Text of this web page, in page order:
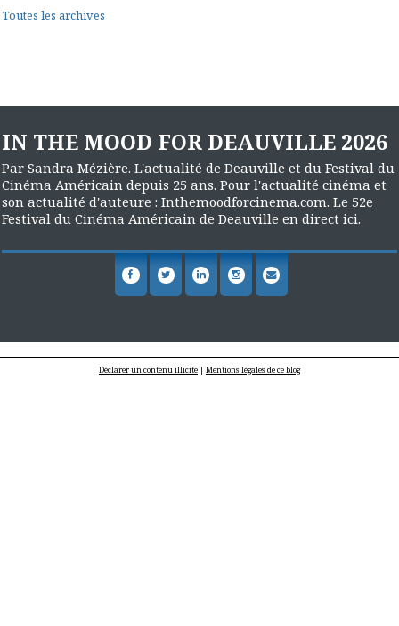
Toutes les archives
IN THE MOOD FOR DEAUVILLE 2026
Par Sandra Mézière. L'actualité de Deauville et du Festival du
Cinéma Américain depuis 25 ans. Pour l'actualité cinéma et
son actualité d'auteure : Inthemoodforcinema.com. Le 52e
Festival du Cinéma Américain de Deauville en direct ici.
Déclarer un contenu illicite | Mentions légales de ce blog